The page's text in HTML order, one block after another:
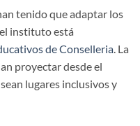
tenido que adaptar los
instituto está
de Conselleria. La
proyectar desde el
lugares inclusivos y